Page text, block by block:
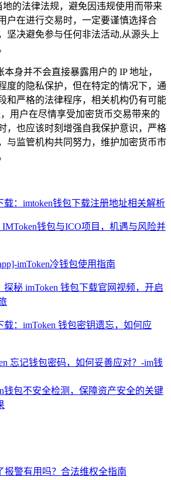
的法律法规，避免因违规使用而带来
户在进行交易时，一定要谨慎选择合
坚决避免参与任何非法活动,从源头上
本身并不会直接暴露用户的 IP 地址，
度的隐私保护，但在特定的情况下，通
和严格的法律程序，相关机构仍有可能
用户在尽情享受加密货币交易带来的
，也应该时刻增强自我保护意识，严格
与监管机构共同努力，维护加密货币市
载：imtoken钱包下载注册地址相关解析
钱包与ICO项目，机遇与风险并
imToken冷钱包使用指南
探秘 imToken 钱包下载官网视频，开启
载：imToken 钱包密钥遗忘，如何应
忘记钱包密码，如何妥善应对？-im钱
钱包不安全检测，保障资产安全的关键
报警有用吗？合法维权全指南